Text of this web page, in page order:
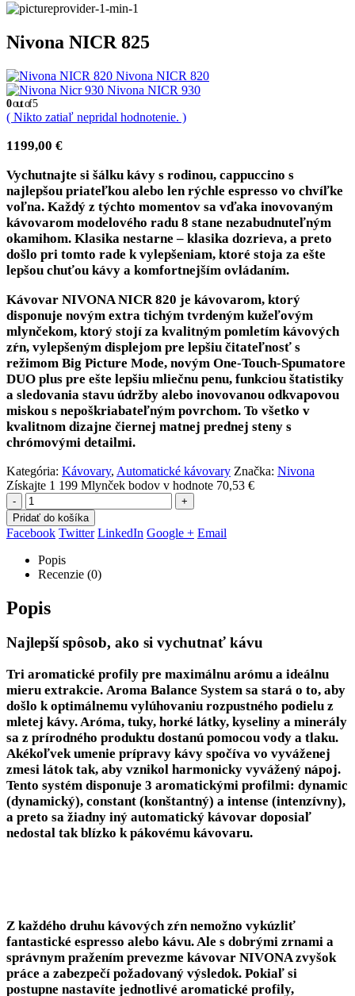
Nivona NICR 825
Nivona NICR 820
Nivona NICR 930
0out of 5
( Nikto zatiaľ nepridal hodnotenie. )
1199,00 €
Vychutnajte si šálku kávy s rodinou, cappuccino s
najlepšou priateľkou alebo len rýchle espresso vo chvíľke
voľna. Každý z týchto momentov sa vďaka inovovaným
kávovarom modelového radu 8 stane nezabudnuteľným
okamihom. Klasika nestarne – klasika dozrieva, a preto
došlo pri tomto rade k vylepšeniam, ktoré stoja za ešte
lepšou chuťou kávy a komfortnejším ovládaním.
Kávovar NIVONA NICR 820 je kávovarom, ktorý
disponuje novým extra tichým tvrdeným kužeľovým
mlynčekom, ktorý stojí za kvalitným pomletím kávových
zŕn, vylepšeným displejom pre lepšiu čitateľnosť s
režimom Big Picture Mode, novým One-Touch-Spumatore
DUO plus pre ešte lepšiu mliečnu penu, funkciou štatistiky
a sledovania stavu údržby alebo inovovanou odkvapovou
miskou s nepoškriabateľným povrchom. To všetko v
kvalitnom dizajne čiernej matnej prednej steny s
chrómovými detailmi.
Kategória: Kávovary, Automatické kávovary Značka: Nivona
Získajte 1 199 Mlynček bodov v hodnote 70,53 €
-
+
Pridať do košíka
Facebook Twitter LinkedIn Google + Email
Popis
Recenzie (0)
Popis
Najlepší spôsob, ako si vychutnať kávu
Tri aromatické profily pre maximálnu arómu a ideálnu
mieru extrakcie. Aroma Balance System sa stará o to, aby
došlo k optimálnemu vylúhovaniu rozpustného podielu z
mletej kávy. Aróma, tuky, horké látky, kyseliny a minerály
sa z prírodného produktu dostanú pomocou vody a tlaku.
Akékoľvek umenie prípravy kávy spočíva vo vyváženej
zmesi látok tak, aby vznikol harmonicky vyvážený nápoj.
Tento systém disponuje 3 aromatickými profilmi: dynamic
(dynamický), constant (konštantný) a intense (intenzívny),
a preto sa žiadny iný automatický kávovar doposiaľ
nedostal tak blízko k pákovému kávovaru.
Z každého druhu kávových zŕn nemožno vykúzliť
fantastické espresso alebo kávu. Ale s dobrými zrnami a
správnym pražením prevezme kávovar NIVONA zvyšok
práce a zabezpečí požadovaný výsledok. Pokiaľ si
postupne nastavíte jednotlivé aromatické profily,